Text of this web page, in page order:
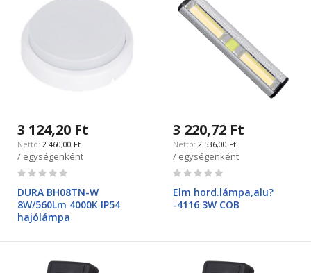
3 124,20 Ft
2 460,00 Ft
/ egységenként
Rating:
DURA BH08TN-W
8W/560Lm 4000K IP54
hajólámpa
3 220,72 Ft
2 536,00 Ft
/ egységenként
Rating:
Elm hord.lámpa,alu?
-4116 3W COB